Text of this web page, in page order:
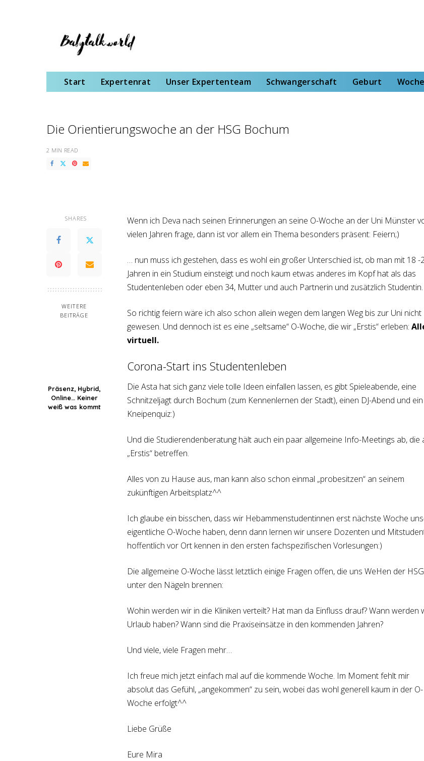
Start Expertenrat Unser Expertenteam Schwangerschaft Geburt
Die Orientierungswoche an der HSG Bochum
2 MIN READ
SHARES
WEITERE
BEITRÄGE
Präsenz, Hybrid,
Online… Keiner
weiß was kommt
Wenn ich Deva nach seinen Erinnerungen an seine O-Woche an der Uni Münster
vielen Jahren frage, dann ist vor allem ein Thema besonders präsent: Feiern;)
… nun muss ich gestehen, dass es wohl ein großer Unterschied ist, ob man mit 18 -
Jahren in ein Studium einsteigt und noch kaum etwas anderes im Kopf hat als das
Studentenleben oder eben 34, Mutter und auch Partnerin und zusätzlich Studentin.
So richtig feiern wäre ich also schon allein wegen dem langen Weg bis zur Uni nicht
gewesen. Und dennoch ist es eine „seltsame“ O-Woche, die wir „Erstis“ erleben:
virtuell.
Corona-Start ins Studentenleben
Die Asta hat sich ganz viele tolle Ideen einfallen lassen, es gibt Spieleabende, eine
Schnitzeljagt durch Bochum (zum Kennenlernen der Stadt), einen DJ-Abend und ein
Kneipenquiz:)
Und die Studierendenberatung hält auch ein paar allgemeine Info-Meetings ab, die
„Erstis“ betreffen.
Alles von zu Hause aus, man kann also schon einmal „probesitzen“ an seinem
zukünftigen Arbeitsplatz^^
Ich glaube ein bisschen, dass wir Hebammenstudentinnen erst nächste Woche
eigentliche O-Woche haben, denn dann lernen wir unsere Dozenten und
hoffentlich vor Ort kennen in den ersten fachspezifischen Vorlesungen:)
Die allgemeine O-Woche lässt letztlich einige Fragen offen, die uns WeHen der HSG
unter den Nägeln brennen:
Wohin werden wir in die Kliniken verteilt? Hat man da Einfluss drauf? Wann werden
Urlaub haben? Wann sind die Praxiseinsätze in den kommenden Jahren?
Und viele, viele Fragen mehr…
Ich freue mich jetzt einfach mal auf die kommende Woche. Im Moment fehlt mir
absolut das Gefühl, „angekommen“ zu sein, wobei das wohl generell kaum in der O-
Woche erfolgt^^
Liebe Grüße
Eure Mira